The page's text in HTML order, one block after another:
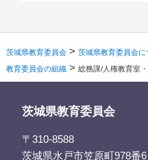
茨城県教育委員会 >茨城県教育委員会に
教育委員会の組織 >総務課/人権教育室
茨城県教育委員会
〒310-8588
茨城県水戸市笠原町978番